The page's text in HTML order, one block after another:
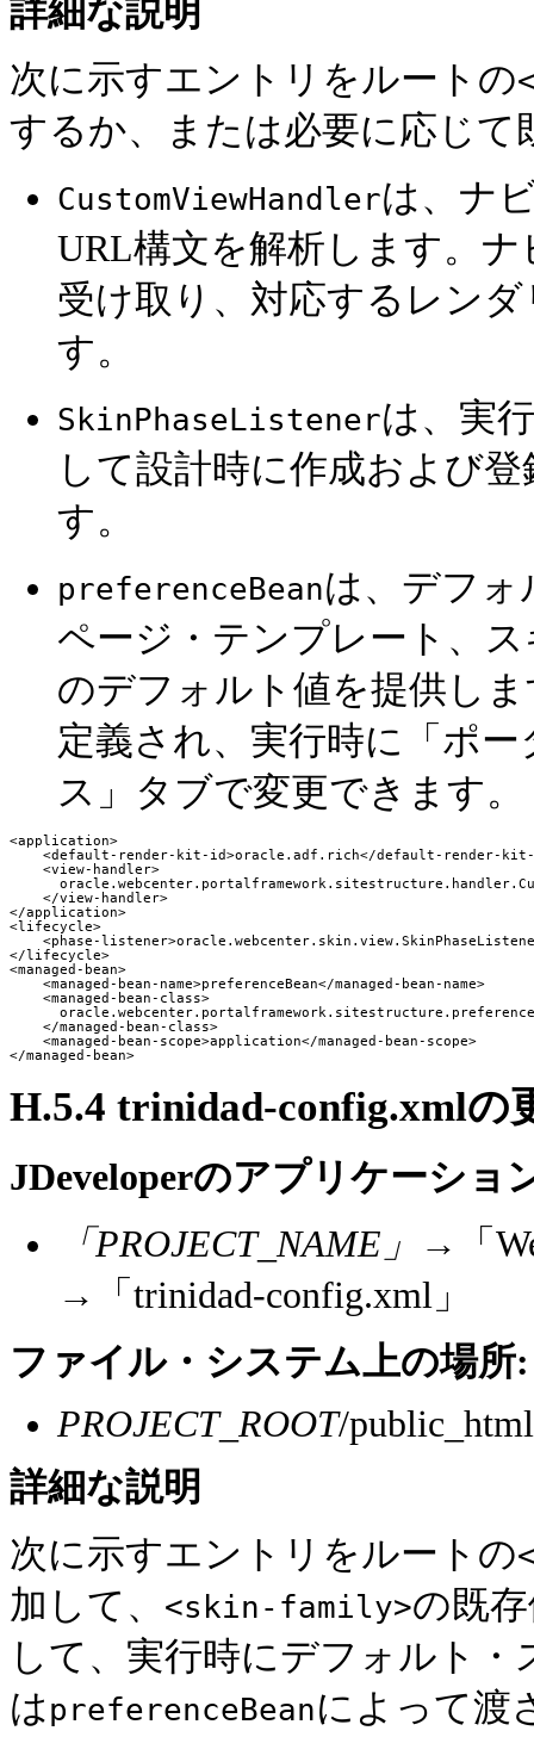
詳細な説明
次に示すエントリをルートの
するか、または必要に応じ
CustomViewHandlerは、ナ
URL構文を解析します。
受け取り、対応するレン
す。
SkinPhaseListenerは、実
して設計時に作成および
す。
preferenceBeanは、デフォ
ページ・テンプレート、
のデフォルト値を提供し
定義され、実行時に「ポ
ス」タブで変更できます。
<application>
<default-render-kit-id>oracle.adf.rich</default-render-
    <view-handler>
    </view-handler>
</application>
<lifecycle>
<phase-
</lifecycle>
<managed-bean>
    <managed-bean-name>preferenceBean</managed-bean-name>
    <managed-bean-class>
    </managed-bean-class>
    <managed-bean-scope>application</managed-bean-scope>
H.5.4 trinidad-config.xmlの
JDeveloperのアプリケーショ
「PROJECT_NAME」
→「
→「trinidad-config.xml」
ファイル・システム上の場所:
PROJECT_ROOT/
詳細な説明
次に示すエントリをルートの
加して、 <skin-family>の既
して、実行時にデフォルト
はpreferenceBeanによって渡